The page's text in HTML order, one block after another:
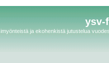
ysv-
ja ekohenkistä jutustelua